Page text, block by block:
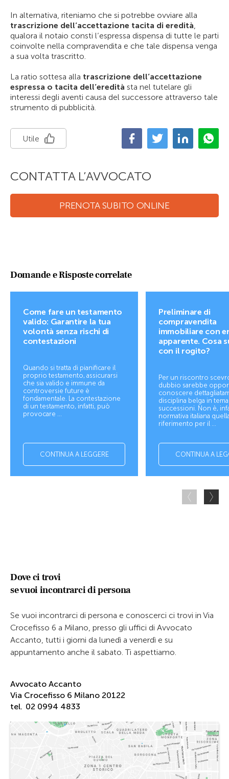
In alternativa, riteniamo che si potrebbe ovviare alla
trascrizione dell’accettazione tacita di eredità,
qualora il notaio consti l’espressa dispensa di tutte le parti
coinvolte nella compravendita e che tale dispensa venga
a sua volta trascritto.
La ratio sottesa alla trascrizione dell’accettazione
espressa o tacita dell’eredità sta nel tutelare gli
interessi degli aventi causa del successore attraverso tale
strumento di pubblicità.
Utile
CONTATTA L’AVVOCATO
PRENOTA SUBITO ONLINE
Domande e Risposte correlate
Come fare un testamento
valido: Garantire la tua
volontà senza rischi di
contestazioni
Quando si tratta di pianificare il
proprio testamento, assicurarsi
che sia valido e immune da
controversie future è
fondamentale. La contestazione
di un testamento, infatti, può
provocare ...
CONTINUA A LEGGERE
Preliminare di
compravendita
immobiliare con
apparente. Cosa
con il rogito?
Per un riscontro
dubbio sarebbe
conoscere
disciplina belga in
successioni. Non è,
normativa italiana
riferimento per il ...
CONTINUA A
Dove ci trovi
se vuoi incontrarci di persona
Se vuoi incontrarci di persona e conoscerci ci trovi in Via
Crocefisso 6 a Milano, presso gli uffici di Avvocato
Accanto, tutti i giorni da lunedì a venerdì e su
appuntamento anche il sabato. Ti aspettiamo.
Avvocato Accanto
Via Crocefisso 6 Milano 20122
tel. 02 0994 4833